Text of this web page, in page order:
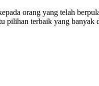
orang yang telah
pilihan terbaik yang